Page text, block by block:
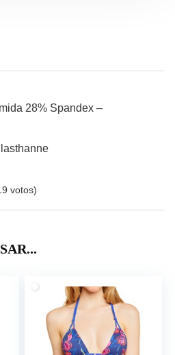
28% Spandex –
votos)